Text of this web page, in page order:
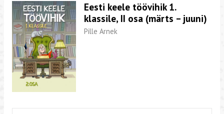
Eesti keele töövihik 1.
klassile, II osa (märts – juuni)
Pille Arnek